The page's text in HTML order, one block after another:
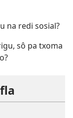
na redi sosial?
sô pa txoma